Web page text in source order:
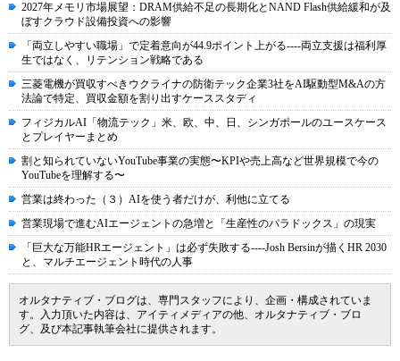
2027年メモリ市場展望：DRAM供給不足の長期化とNAND Flash供給緩和が及
ぼすクラウド設備投資への影響
「両立しやすい職場」で定着意向が44.9ポイント上がる----両立支援は福利厚
生ではなく、リテンション戦略である
三菱電機が買収すべきウクライナの防衛テック企業3社をAI駆動型M&Aの方
法論で特定、買収金額を割り出すケーススタディ
フィジカルAI「物流テック」米、欧、中、日、シンガポールのユースケース
とプレイヤーまとめ
割と知られていないYouTube事業の実態〜KPIや売上高など世界規模で今の
YouTubeを理解する〜
営業は終わった（３）AIを使う者だけが、利他に立てる
営業現場で進むAIエージェントの急増と「生産性のパラドックス」の現実
「巨大な万能HRエージェント」は必ず失敗する----Josh Bersinが描くHR 2030
と、マルチエージェント時代の人事
オルタナティブ・ブログは、専門スタッフにより、企画・構成されていま
す。入力頂いた内容は、アイティメディアの他、オルタナティブ・ブロ
グ、及び本記事執筆会社に提供されます。